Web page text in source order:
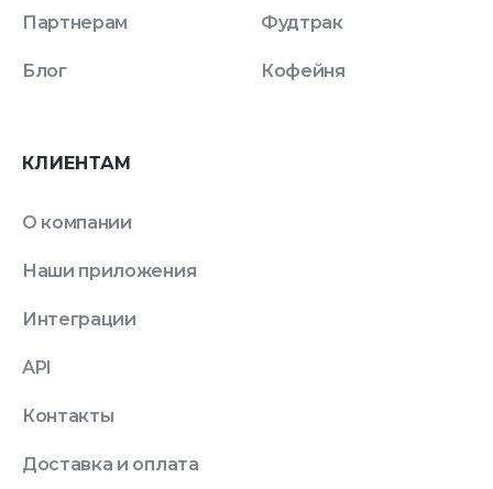
Партнерам
Блог
Фудтрак
Кофейня
КЛИЕНТАМ
О компании
Наши приложения
Интеграции
API
Контакты
Доставка и оплата